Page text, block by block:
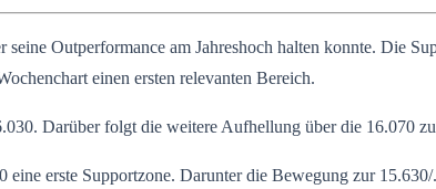
Outperformance am Jahreshoch halten konnte. Die
einen ersten relevanten Bereich.
Darüber folgt die weitere Aufhellung über die 16.070
eine erste Supportzone. Darunter die Bewegung zur